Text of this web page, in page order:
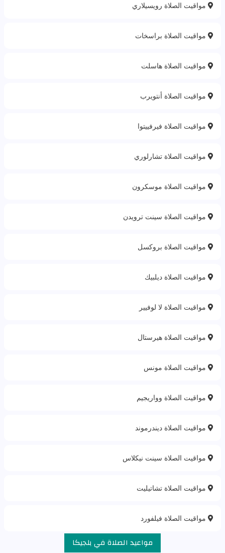
مواقيت الصلاة رويسيلاري
مواقيت الصلاة براسخات
مواقيت الصلاة هاسلت
مواقيت الصلاة أنتويرب
مواقيت الصلاة فيرفييتوا
مواقيت الصلاة تشارلوري
مواقيت الصلاة موسكرون
مواقيت الصلاة سينت ترويدن
مواقيت الصلاة بروكسل
مواقيت الصلاة ديلبيك
مواقيت الصلاة لا لوفيير
مواقيت الصلاة هيرستال
مواقيت الصلاة مونس
مواقيت الصلاة وواريجيم
مواقيت الصلاة ديندرموند
مواقيت الصلاة سينت نيكلاس
مواقيت الصلاة تشاتيليت
مواقيت الصلاة فيلفورد
مواعيد الصلاة في بلجيكا